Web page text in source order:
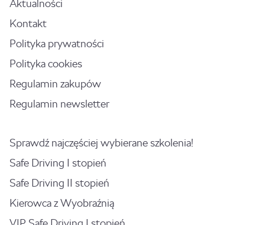
Aktualności
Kontakt
Polityka prywatności
Polityka cookies
Regulamin zakupów
Regulamin newsletter
Sprawdź najczęściej wybierane szkolenia!
Safe Driving I stopień
Safe Driving II stopień
Kierowca z Wyobraźnią